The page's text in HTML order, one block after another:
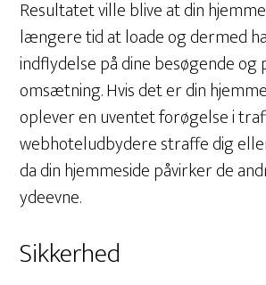
Resultatet ville blive at din
længere tid at loade og dermed
indflydelse på dine besøgende
omsætning. Hvis det er din
oplever en uventet forøgelse i
webhoteludbydere straffe dig
da din hjemmeside påvirker de
ydeevne.
Sikkerhed